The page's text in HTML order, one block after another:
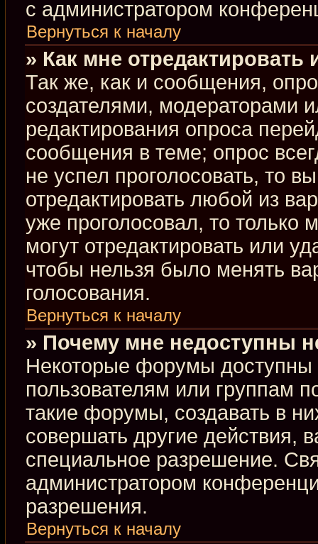
с администратором
Вернуться к началу
» Как мне отредактировать
Так же, как и сообщения,
создателями, модераторами
редактирования опроса
сообщения в теме; опрос
не успел проголосовать, то
отредактировать любой из
уже проголосовал, то
могут отредактировать или
чтобы нельзя было менять
голосования.
Вернуться к началу
» Почему мне недоступны
Некоторые форумы доступны
пользователям или группам
такие форумы, создавать в
совершать другие действия,
специальное разрешение.
администратором
разрешения.
Вернуться к началу